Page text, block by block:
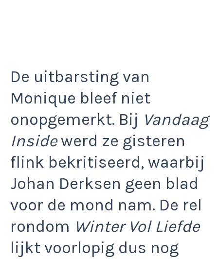
De uitbarsting van
Monique bleef niet
onopgemerkt. Bij Vandaag
Insidewerd ze gisteren
flink bekritiseerd, waarbij
Johan Derksen geen blad
voor de mond nam. De rel
rondom Winter Vol Liefde
lijkt voorlopig dus nog